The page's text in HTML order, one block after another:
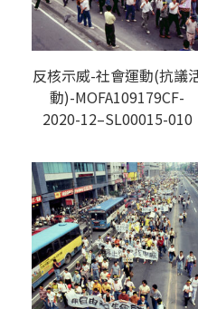
反核示威-社會運動(抗議
動)-MOFA109179CF-
2020-12–SL00015-010